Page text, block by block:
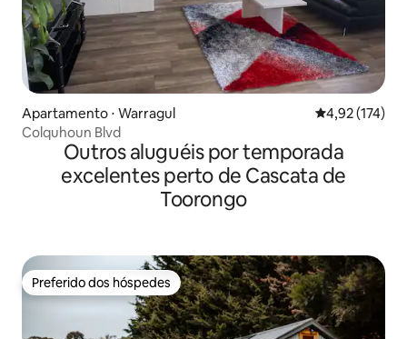
Apartamento ⋅ Warragul 4,92 de uma
4,92 (174)
Colquhoun Blvd
Outros aluguéis por temporada
excelentes perto de Cascata de
Toorongo
Preferido dos hóspedes
Preferido dos hóspedes